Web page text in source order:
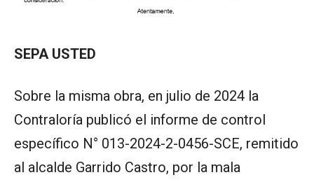
SEPA USTED
Sobre la misma obra, en julio de 2024 la
Contraloría publicó el informe de control
específico N° 013-2024-2-0456-SCE, remitido
al alcalde Garrido Castro, por la mala